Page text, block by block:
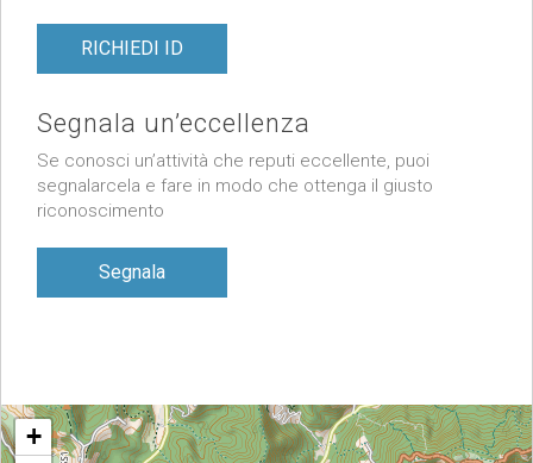
RICHIEDI ID
Segnala un’eccellenza
Se conosci un’attività che reputi eccellente, puoi
segnalarcela e fare in modo che ottenga il giusto
riconoscimento
Segnala